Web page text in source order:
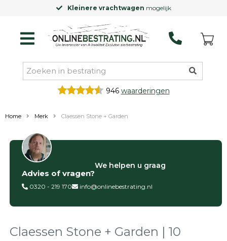
Kleinere vrachtwagen mogelijk
946 waarderingen
Home Merk Claessen Stone + Garden
Categorieën
Siertegels
Betontegels
tegels
Advies of vragen?
We helpen u graag
0320 - 219 170 info@onlinebestrating.nl
Claessen Stone + Garden | 10